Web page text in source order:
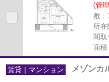
(管
敷：
所
間
面積
賃貸｜マンション メゾンカ